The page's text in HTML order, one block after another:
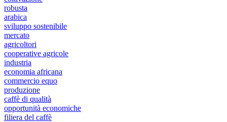
robusta
arabica
sviluppo sostenibile
mercato
agricoltori
cooperative agricole
industria
economia africana
commercio equo
produzione
caffè di qualità
opportunità economiche
filiera del caffè